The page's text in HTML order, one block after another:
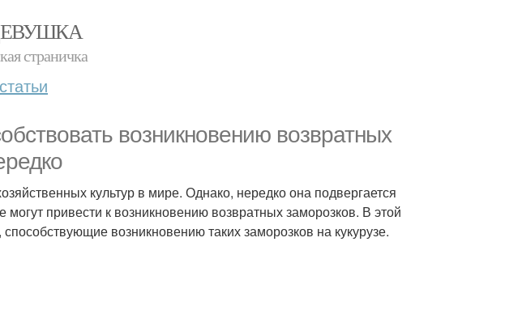
страничка
статьи
возникновению возвратных
культур в мире. Однако, нередко она подвергается
привести к возникновению возвратных заморозков. В этой
возникновению таких заморозков на кукурузе.